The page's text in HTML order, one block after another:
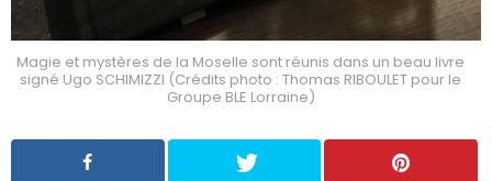
Magie et mystères de la Moselle sont réunis dans un beau livre
signé Ugo SCHIMIZZI (Crédits photo : Thomas RIBOULET pour le
Groupe BLE Lorraine)